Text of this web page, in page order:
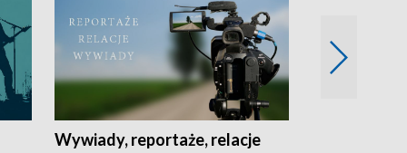
Wywiady, reportaże, relacje